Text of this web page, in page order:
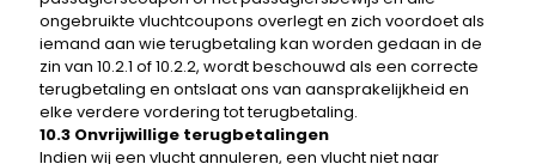
ongebruikte vluchtcoupons overlegt en zich voordoet als
iemand aan wie terugbetaling kan worden gedaan in de
zin van 10.2.1 of 10.2.2, wordt beschouwd als een correcte
terugbetaling en ontslaat ons van aansprakelijkheid en
elke verdere vordering tot terugbetaling.
10.3 Onvrijwillige terugbetalingen
Indien wij een vlucht annuleren, een vlucht niet naar